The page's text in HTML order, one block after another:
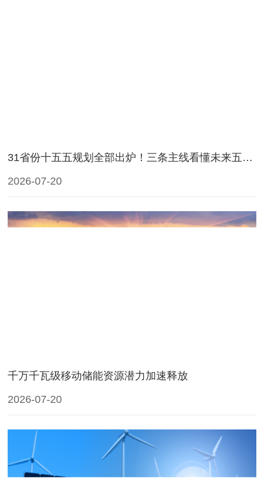
31省份十五五规划全部出炉！三条主线看懂未来五年能源电力大势
2026-07-20
千万千瓦级移动储能资源潜力加速释放
2026-07-20